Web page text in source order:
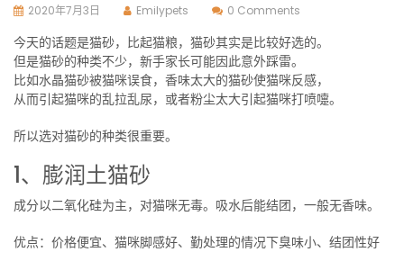
2020年7月3日 Emilypets 0 Comments
今天的话题是猫砂，比起猫粮，猫砂其实是比较好选的。
但是猫砂的种类不少，新手家长可能因此意外踩雷。
比如水晶猫砂被猫咪误食，香味太大的猫砂使猫咪反感，
从而引起猫咪的乱拉乱尿，或者粉尘太大引起猫咪打喷嚏。
所以选对猫砂的种类很重要。
1、膨润土猫砂
成分以二氧化硅为主，对猫咪无毒。吸水后能结团，一般无香味。
优点：价格便宜、猫咪脚感好、勤处理的情况下臭味小、结团性好